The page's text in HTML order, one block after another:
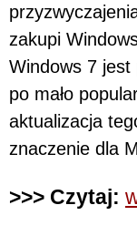
zakupi
Windows 7 jest
po mało
aktualizacja
znaczenie dla
>>> Czytaj: